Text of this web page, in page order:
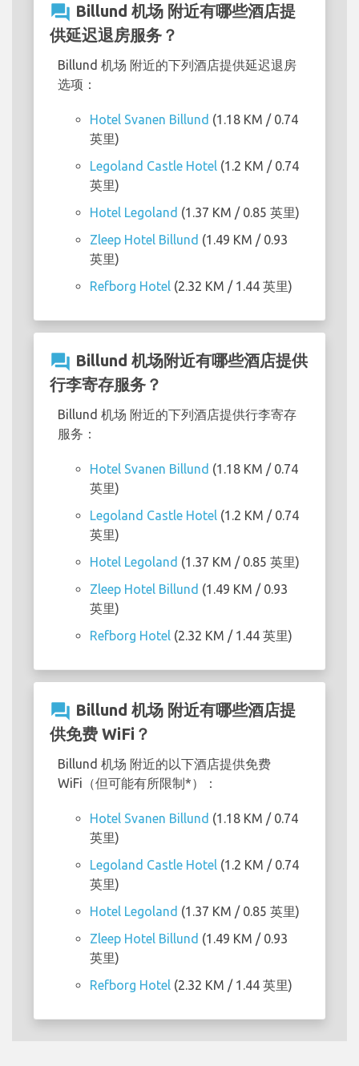
question_answer Billund 机场 附近有哪些酒店提
供延迟退房服务？
Billund 机场 附近的下列酒店提供延迟退房
选项：
Hotel Svanen Billund (1.18 KM / 0.74
英里)
Legoland Castle Hotel (1.2 KM / 0.74
英里)
Hotel Legoland (1.37 KM / 0.85 英里)
Zleep Hotel Billund (1.49 KM / 0.93
英里)
Refborg Hotel (2.32 KM / 1.44 英里)
question_answer Billund 机场附近有哪些酒店提供
行李寄存服务？
Billund 机场 附近的下列酒店提供行李寄存
服务：
Hotel Svanen Billund (1.18 KM / 0.74
英里)
Legoland Castle Hotel (1.2 KM / 0.74
英里)
Hotel Legoland (1.37 KM / 0.85 英里)
Zleep Hotel Billund (1.49 KM / 0.93
英里)
Refborg Hotel (2.32 KM / 1.44 英里)
question_answer Billund 机场 附近有哪些酒店提
供免费 WiFi？
Billund 机场 附近的以下酒店提供免费
WiFi（但可能有所限制*）：
Hotel Svanen Billund (1.18 KM / 0.74
英里)
Legoland Castle Hotel (1.2 KM / 0.74
英里)
Hotel Legoland (1.37 KM / 0.85 英里)
Zleep Hotel Billund (1.49 KM / 0.93
英里)
Refborg Hotel (2.32 KM / 1.44 英里)